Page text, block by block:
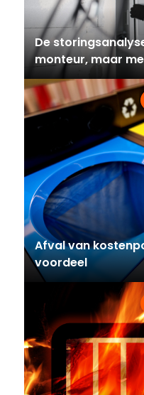
De
monteur, maar
Afval van
voordeel